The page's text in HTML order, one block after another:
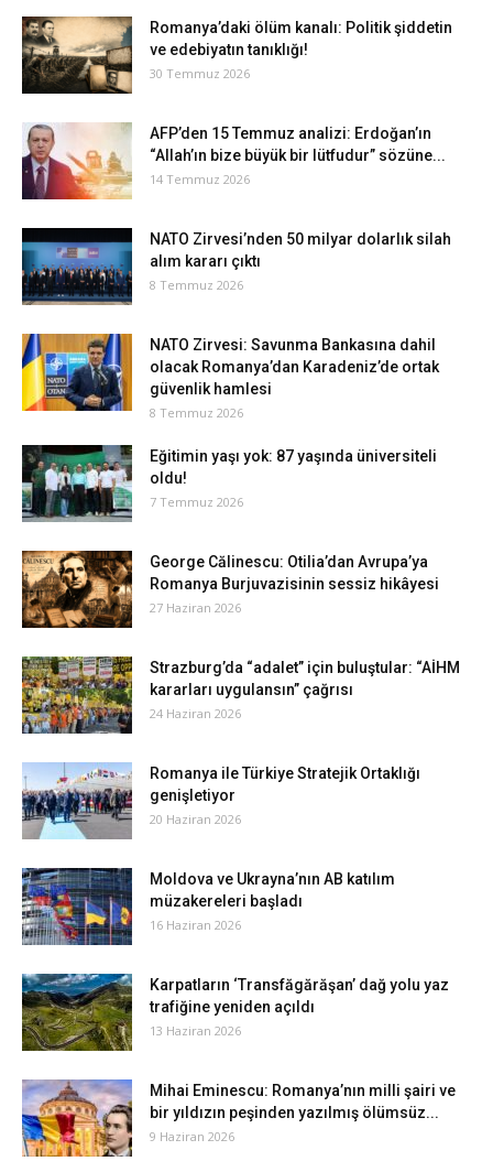
Romanya’daki ölüm kanalı: Politik şiddetin
ve edebiyatın tanıklığı!
30 Temmuz 2026
AFP’den 15 Temmuz analizi: Erdoğan’ın
“Allah’ın bize büyük bir lütfudur” sözüne...
14 Temmuz 2026
NATO Zirvesi’nden 50 milyar dolarlık silah
alım kararı çıktı
8 Temmuz 2026
NATO Zirvesi: Savunma Bankasına dahil
olacak Romanya’dan Karadeniz’de ortak
güvenlik hamlesi
8 Temmuz 2026
Eğitimin yaşı yok: 87 yaşında üniversiteli
oldu!
7 Temmuz 2026
George Călinescu: Otilia’dan Avrupa’ya
Romanya Burjuvazisinin sessiz hikâyesi
27 Haziran 2026
Strazburg’da “adalet” için buluştular: “AİHM
kararları uygulansın” çağrısı
24 Haziran 2026
Romanya ile Türkiye Stratejik Ortaklığı
genişletiyor
20 Haziran 2026
Moldova ve Ukrayna’nın AB katılım
müzakereleri başladı
16 Haziran 2026
Karpatların ‘Transfăgărăşan’ dağ yolu yaz
trafiğine yeniden açıldı
13 Haziran 2026
Mihai Eminescu: Romanya’nın milli şairi ve
bir yıldızın peşinden yazılmış ölümsüz...
9 Haziran 2026